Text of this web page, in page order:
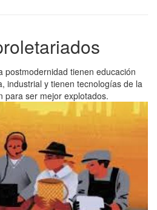
postmodernidad tienen educación
industrial y tienen tecnologías de la
para ser mejor explotados.